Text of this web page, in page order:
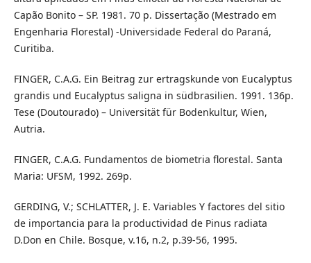
Capão Bonito – SP. 1981. 70 p. Dissertação (Mestrado em
Engenharia Florestal) -Universidade Federal do Paraná,
Curitiba.
FINGER, C.A.G. Ein Beitrag zur ertragskunde von Eucalyptus
grandis und Eucalyptus saligna in südbrasilien. 1991. 136p.
Tese (Doutourado) – Universität für Bodenkultur, Wien,
Autria.
FINGER, C.A.G. Fundamentos de biometria florestal. Santa
Maria: UFSM, 1992. 269p.
GERDING, V.; SCHLATTER, J. E. Variables Y factores del sitio
de importancia para la productividad de Pinus radiata
D.Don en Chile. Bosque, v.16, n.2, p.39-56, 1995.